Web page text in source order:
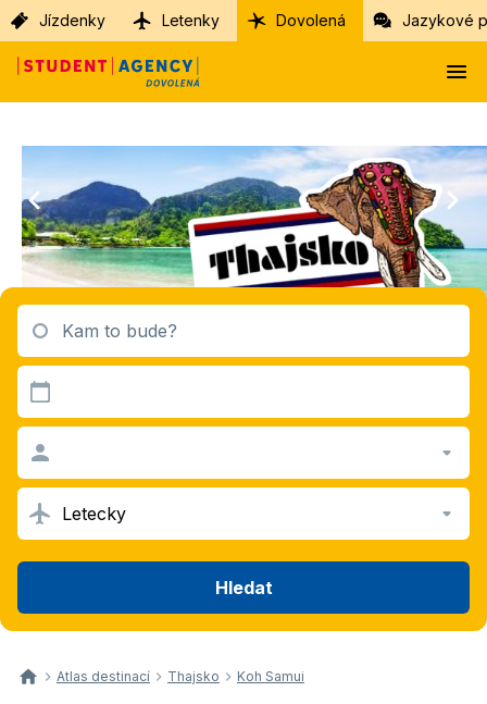
Jízdenky Letenky Dovolená Jazykové
Kam to bude?
Letecky
Hledat
Atlas destinací Thajsko Koh Samui